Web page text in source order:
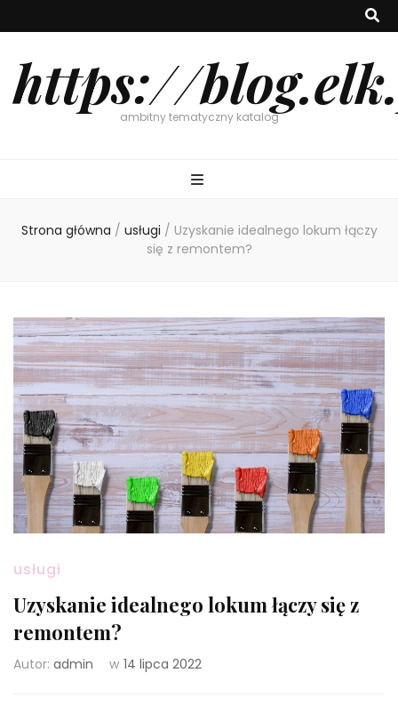
https://ambitny tematyczny katalog
Strona główna / usługi / Uzyskanie idealnego lokum łączy
się z remontem?
usługi
Uzyskanie idealnego lokum łączy się z
remontem?
Autor: admin w 14 lipca 2022